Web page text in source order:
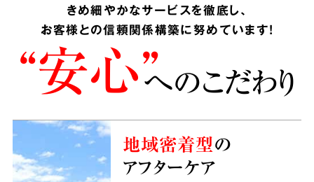
きめ細やかなサービスを徹底し、
お客様との信頼関係構築に努めています!
“安心”へのこだわり
地域密着型の
アフターケア